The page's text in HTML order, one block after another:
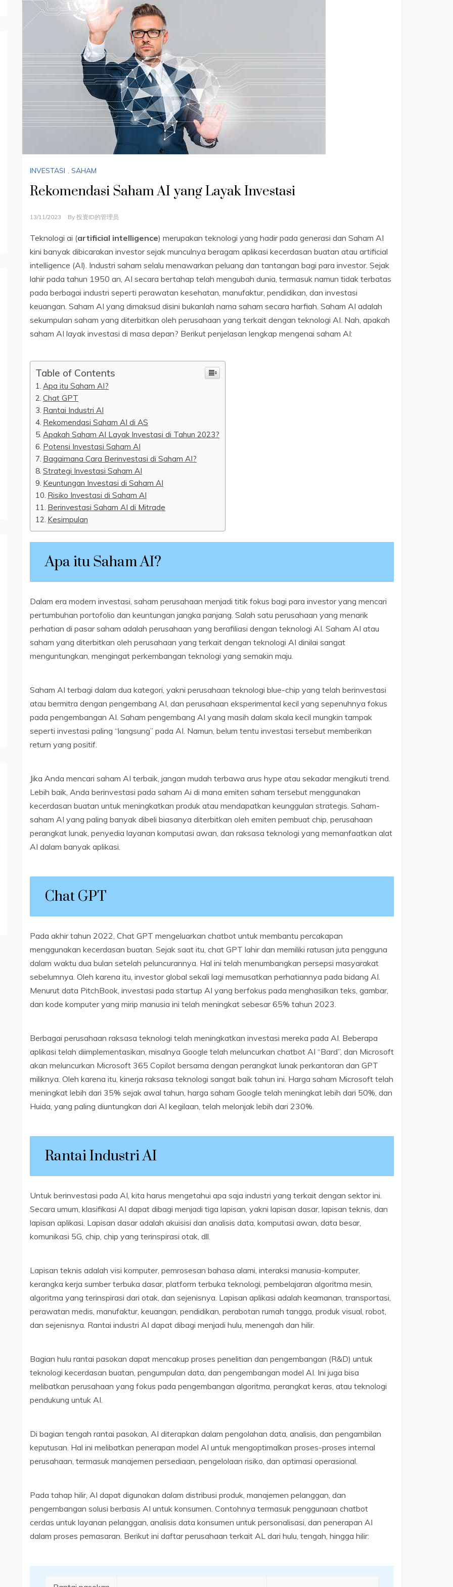
INVESTASI , SAHAM
Rekomendasi Saham AI yang Layak Investasi
13/11/2023 By 投资ID的管理员
Teknologi ai (artificial intelligence) merupakan teknologi yang hadir pada generasi dan Saham AI
kini banyak dibicarakan investor sejak munculnya beragam aplikasi kecerdasan buatan atau artificial
intelligence (AI). Industri saham selalu menawarkan peluang dan tantangan bagi para investor. Sejak
lahir pada tahun 1950 an, AI secara bertahap telah mengubah dunia, termasuk namun tidak terbatas
pada berbagai industri seperti perawatan kesehatan, manufaktur, pendidikan, dan investasi
keuangan. Saham AI yang dimaksud disini bukanlah nama saham secara harfiah. Saham AI adalah
sekumpulan saham yang diterbitkan oleh perusahaan yang terkait dengan teknologi AI. Nah, apakah
saham AI layak investasi di masa depan? Berikut penjelasan lengkap mengenai saham AI:
Table of Contents
Apa itu Saham AI?
Chat GPT
Rantai Industri AI
Rekomendasi Saham AI di AS
Apakah Saham AI Layak Investasi di Tahun 2023?
Potensi Investasi Saham AI
Bagaimana Cara Berinvestasi di Saham AI?
Strategi Investasi Saham AI
Keuntungan Investasi di Saham AI
Risiko Investasi di Saham AI
Berinvestasi Saham AI di Mitrade
Kesimpulan
Apa itu Saham AI?
Dalam era modern investasi, saham perusahaan menjadi titik fokus bagi para investor yang mencari
pertumbuhan portofolio dan keuntungan jangka panjang. Salah satu perusahaan yang menarik
perhatian di pasar saham adalah perusahaan yang berafiliasi dengan teknologi AI. Saham AI atau
saham yang diterbitkan oleh perusahaan yang terkait dengan teknologi AI dinilai sangat
menguntungkan, mengingat perkembangan teknologi yang semakin maju.
Saham AI terbagi dalam dua kategori, yakni perusahaan teknologi blue-chip yang telah berinvestasi
atau bermitra dengan pengembang AI, dan perusahaan eksperimental kecil yang sepenuhnya fokus
pada pengembangan AI. Saham pengembang AI yang masih dalam skala kecil mungkin tampak
seperti investasi paling “langsung” pada AI. Namun, belum tentu investasi tersebut memberikan
return yang positif.
Jika Anda mencari saham AI terbaik, jangan mudah terbawa arus hype atau sekadar mengikuti trend.
Lebih baik, Anda berinvestasi pada saham Ai di mana emiten saham tersebut menggunakan
kecerdasan buatan untuk meningkatkan produk atau mendapatkan keunggulan strategis. Saham-
saham AI yang paling banyak dibeli biasanya diterbitkan oleh emiten pembuat chip, perusahaan
perangkat lunak, penyedia layanan komputasi awan, dan raksasa teknologi yang memanfaatkan alat
AI dalam banyak aplikasi.
Chat GPT
Pada akhir tahun 2022, Chat GPT mengeluarkan chatbot untuk membantu percakapan
menggunakan kecerdasan buatan. Sejak saat itu, chat GPT lahir dan memiliki ratusan juta pengguna
dalam waktu dua bulan setelah peluncurannya. Hal ini telah menumbangkan persepsi masyarakat
sebelumnya. Oleh karena itu, investor global sekali lagi memusatkan perhatiannya pada bidang AI.
Menurut data PitchBook, investasi pada startup AI yang berfokus pada menghasilkan teks, gambar,
dan kode komputer yang mirip manusia ini telah meningkat sebesar 65% tahun 2023.
Berbagai perusahaan raksasa teknologi telah meningkatkan investasi mereka pada AI. Beberapa
aplikasi telah diimplementasikan, misalnya Google telah meluncurkan chatbot AI “Bard”, dan Microsoft
akan meluncurkan Microsoft 365 Copilot bersama dengan perangkat lunak perkantoran dan GPT
miliknya. Oleh karena itu, kinerja raksasa teknologi sangat baik tahun ini. Harga saham Microsoft telah
meningkat lebih dari 35% sejak awal tahun, harga saham Google telah meningkat lebih dari 50%, dan
Huida, yang paling diuntungkan dari AI ​​kegilaan, telah melonjak lebih dari 230%.
Rantai Industri AI
Untuk berinvestasi pada AI, kita harus mengetahui apa saja industri yang terkait dengan sektor ini.
Secara umum, klasifikasi AI dapat dibagi menjadi tiga lapisan, yakni lapisan dasar, lapisan teknis, dan
lapisan aplikasi. Lapisan dasar adalah akuisisi dan analisis data, komputasi awan, data besar,
komunikasi 5G, chip, chip yang terinspirasi otak, dll.
Lapisan teknis adalah visi komputer, pemrosesan bahasa alami, interaksi manusia-komputer,
kerangka kerja sumber terbuka dasar, platform terbuka teknologi, pembelajaran algoritma mesin,
algoritma yang terinspirasi dari otak, dan sejenisnya. Lapisan aplikasi adalah keamanan, transportasi,
perawatan medis, manufaktur, keuangan, pendidikan, perabotan rumah tangga, produk visual, robot,
dan sejenisnya. Rantai industri AI dapat dibagi menjadi hulu, menengah dan hilir.
Bagian hulu rantai pasokan dapat mencakup proses penelitian dan pengembangan (R&D) untuk
teknologi kecerdasan buatan, pengumpulan data, dan pengembangan model AI. Ini juga bisa
melibatkan perusahaan yang fokus pada pengembangan algoritma, perangkat keras, atau teknologi
pendukung untuk AI.
Di bagian tengah rantai pasokan, AI diterapkan dalam pengolahan data, analisis, dan pengambilan
keputusan. Hal ini melibatkan penerapan model AI untuk mengoptimalkan proses-proses internal
perusahaan, termasuk manajemen persediaan, pengelolaan risiko, dan optimasi operasional.
Pada tahap hilir, AI dapat digunakan dalam distribusi produk, manajemen pelanggan, dan
pengembangan solusi berbasis AI untuk konsumen. Contohnya termasuk penggunaan chatbot
cerdas untuk layanan pelanggan, analisis data konsumen untuk personalisasi, dan penerapan AI
dalam proses pemasaran. Berikut ini daftar perusahaan terkait AL dari hulu, tengah, hingga hilir: